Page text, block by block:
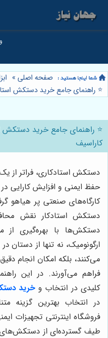
صفحه اصلی »
⭐️ راهنمای جامع خرید دستکش استادکاری 🧤: 3 فاکتور
کاراسیف
دستکش استادکاری، فراتر از
حفظ ایمنی و افزایش کارایی
کارگاه‌های صنعتی پر هیاهو
دستکش استادکار نقش
دستکش‌ها با بهره‌گیری از
ارگونومیک، نه تنها از
می‌کنند، بلکه امکان انجام
فراهم می‌آورند. در این
کلیدی در انتخاب وخرید
در انتخاب بهترین گزینه
فروشگاه اینترنتی تجهیزات
طیف گسترده‌ای از دستکش‌های